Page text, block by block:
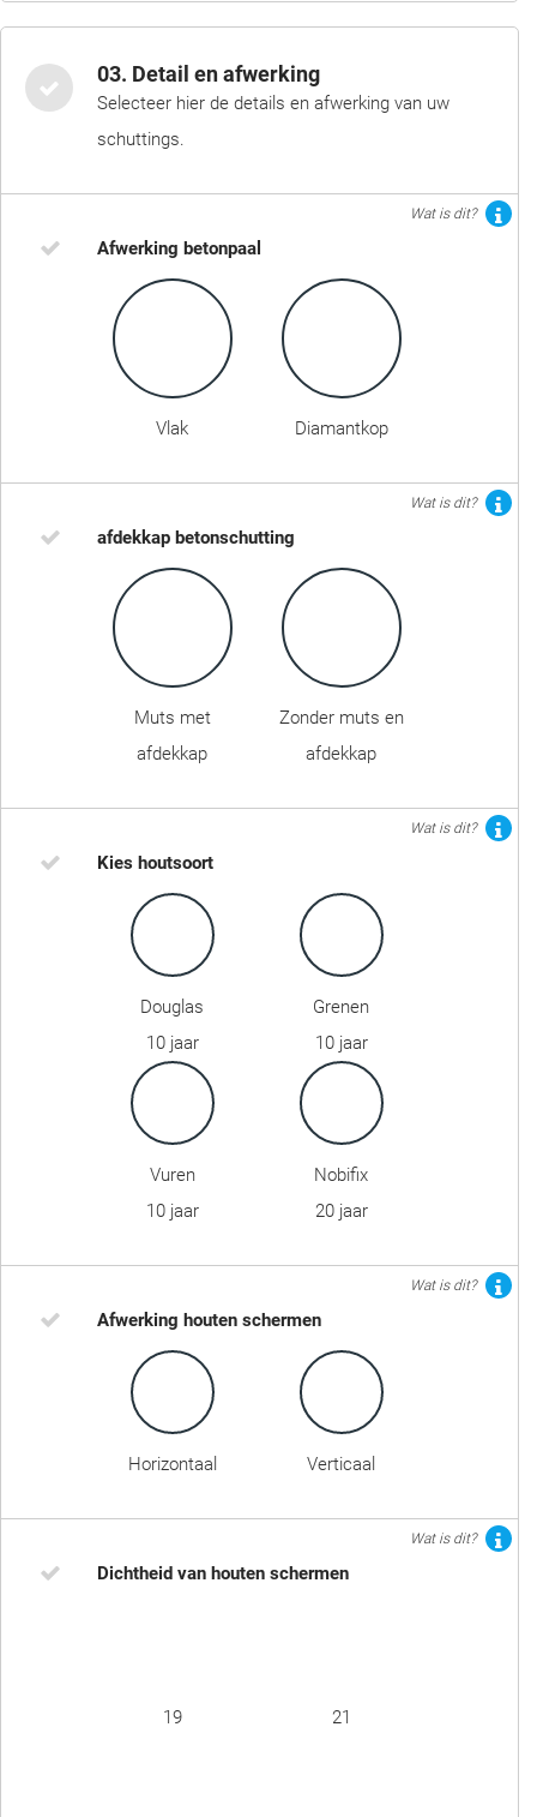
03. Detail en afwerking
Selecteer hier de details en afwerking van uw
schuttings.
Wat is dit?
Afwerking betonpaal
Vlak Diamantkop
Wat is dit?
afdekkap betonschutting
Muts met
afdekkap
Zonder muts en
afdekkap
Wat is dit?
Kies houtsoort
Douglas
10 jaar
Grenen
10 jaar
Vuren
10 jaar
Nobifix
20 jaar
Wat is dit?
Afwerking houten schermen
Horizontaal Verticaal
Wat is dit?
Dichtheid van houten schermen
19 21